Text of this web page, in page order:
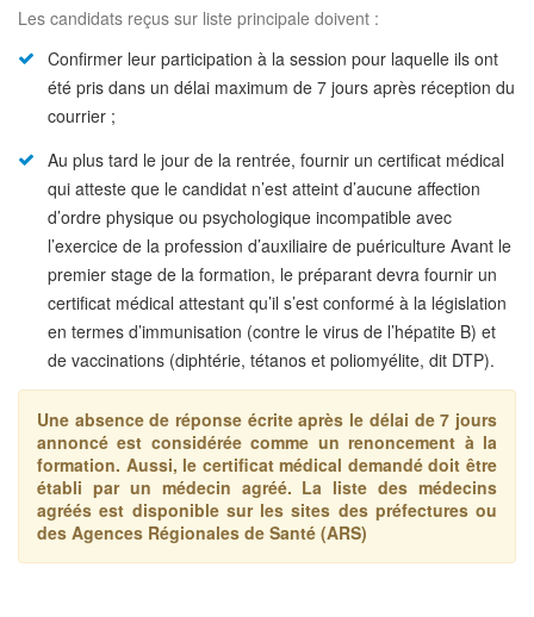
Les candidats reçus sur liste principale doivent :
Confirmer leur participation à la session pour laquelle ils ont
été pris dans un délai maximum de 7 jours après réception du
courrier ;
Au plus tard le jour de la rentrée, fournir un certificat médical
qui atteste que le candidat n’est atteint d’aucune affection
d’ordre physique ou psychologique incompatible avec
l’exercice de la profession d’auxiliaire de puériculture Avant le
premier stage de la formation, le préparant devra fournir un
certificat médical attestant qu’il s’est conformé à la législation
en termes d’immunisation (contre le virus de l’hépatite B) et
de vaccinations (diphtérie, tétanos et poliomyélite, dit DTP).
Une absence de réponse écrite après le délai de 7 jours
annoncé est considérée comme un renoncement à la
formation. Aussi, le certificat médical demandé doit être
établi par un médecin agréé. La liste des médecins
agréés est disponible sur les sites des préfectures ou
des Agences Régionales de Santé (ARS)